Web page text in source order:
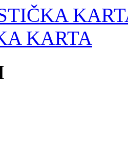
KARTA